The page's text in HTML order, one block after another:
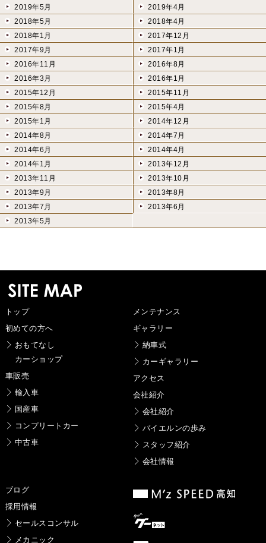
2019年5月
2019年4月
2018年5月
2018年4月
2018年1月
2017年12月
2017年9月
2017年1月
2016年11月
2016年8月
2016年3月
2016年1月
2015年12月
2015年11月
2015年8月
2015年4月
2015年1月
2014年12月
2014年8月
2014年7月
2014年6月
2014年4月
2014年1月
2013年12月
2013年11月
2013年10月
2013年9月
2013年8月
2013年7月
2013年6月
2013年5月
トップ
初めての方へ
おもてなし
カーショップ
車販売
輸入車
国産車
コンプリートカー
中古車
メンテナンス
ギャラリー
納車式
カーギャラリー
アクセス
会社紹介
会社紹介
バイエルンの歩み
スタッフ紹介
会社情報
ブログ
採用情報
セールスコンサル
メカニック